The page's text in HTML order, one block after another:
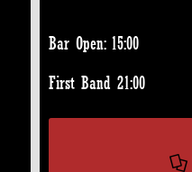
Bar Open: 15:00
First Band 21:00